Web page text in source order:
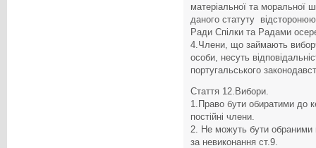
матеріальної та моральної
даного статуту
Ради Спілки та Радами
4.Члени, що займають
особи, несуть
португальського
Стаття 12.Вибори.
1.Право бути обиратими до
постійні члени.
2. Не можуть бути обраними
за невиконання ст.9.